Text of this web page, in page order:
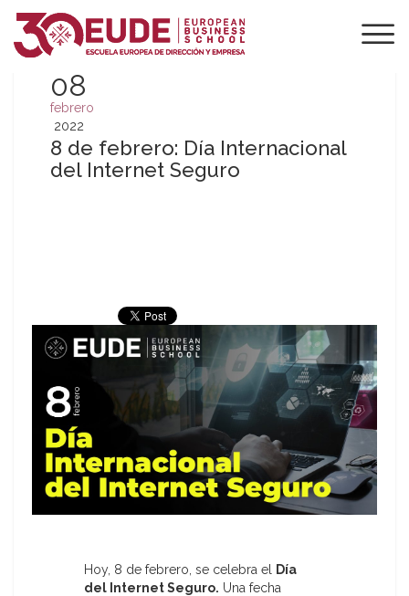
08
febrero
2022
8 de febrero: Día Internacional
del Internet Seguro
Hoy, 8 de febrero, se celebra el Día
del InternetSeguro. Una fecha